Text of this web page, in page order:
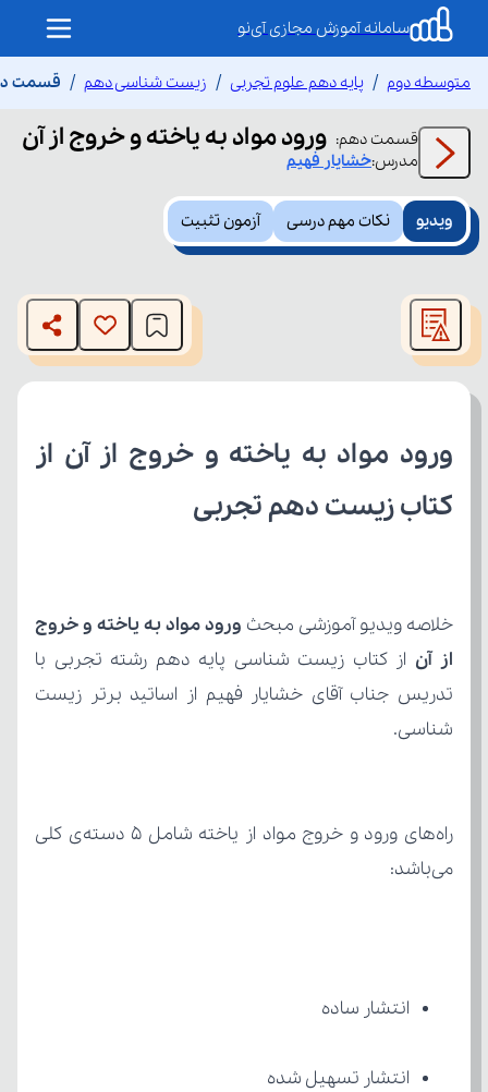
سامانه آموزش مجازی آی‌نو
متوسطه دوم پایه دهم علوم تجربی زیست شناسی دهم قسمت
قسمت دهم: ورود مواد به یاخته و خروج از آن
مدرس:خشایار فهیم
ویدیو نکات مهم درسی آزمون تثبیت
modal
window.
The media could not be loaded, either because the server
or network failed or because the format is not supported.
کتاب زیست دهم تجربی
خلاصه ویدیو آموزشی مبحث
از آن
شناسی.
می‌باشد:
انتشار ساده
انتشار تسهیل شده